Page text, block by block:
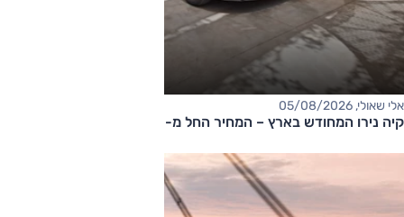
אלי שאולי, 05/08/2026
קיה נירו המחודש בארץ – המחיר החל מ-177,000 שקלים